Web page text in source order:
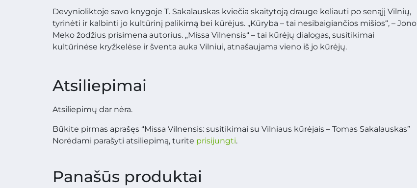
Devynioliktoje savo knygoje T. Sakalauskas kviečia skaitytoją drauge keliauti po senąjį Vilnių,
tyrinėti ir kalbinti jo kultūrinį palikimą bei kūrėjus. „Kūryba – tai nesibaigiančios mišios“, – Jono
Meko žodžius prisimena autorius. „Missa Vilnensis“ – tai kūrėjų dialogas, susitikimai
kultūrinėse kryžkelėse ir šventa auka Vilniui, atnašaujama vieno iš jo kūrėjų.
Atsiliepimai
Atsiliepimų dar nėra.
Būkite pirmas aprašęs “Missa Vilnensis: susitikimai su Vilniaus kūrėjais – Tomas Sakalauskas”
Norėdami parašyti atsiliepimą, turite prisijungti.
Panašūs produktai